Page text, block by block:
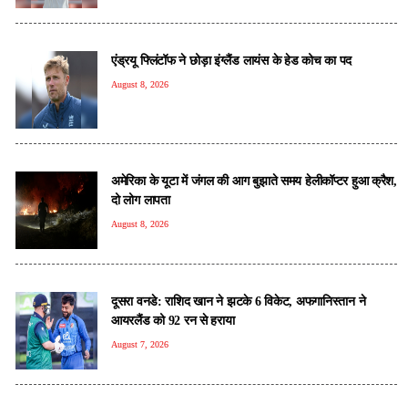
एंड्रयू फ्लिंटॉफ ने छोड़ा इंग्लैंड लायंस के हेड कोच का पद
August 8, 2026
अमेरिका के यूटा में जंगल की आग बुझाते समय हेलीकॉप्टर हुआ क्रैश,
दो लोग लापता
August 8, 2026
दूसरा वनडे: राशिद खान ने झटके 6 विकेट, अफगानिस्तान ने
आयरलैंड को 92 रन से हराया
August 7, 2026